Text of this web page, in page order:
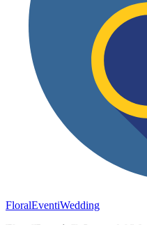
FloralEventiWedding